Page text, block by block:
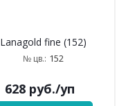
Lanagold fine (152)
№ цв.: 152
628 руб./уп